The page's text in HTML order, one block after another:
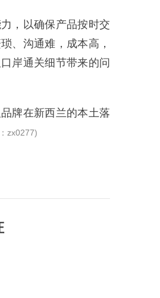
，以确保产品按时交
、沟通难，成本高，
岸通关细节带来的问
牌在新西兰的本土落
：zx0277)